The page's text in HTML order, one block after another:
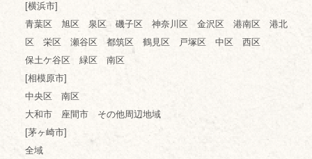
[横浜市]
青葉区 旭区 泉区 磯子区 神奈川区 金沢区 港南区 港北
区 栄区 瀬谷区 都筑区 鶴見区 戸塚区 中区 西区
保土ケ谷区 緑区 南区
[相模原市]
中央区 南区
大和市 座間市 その他周辺地域
[茅ヶ崎市]
全域